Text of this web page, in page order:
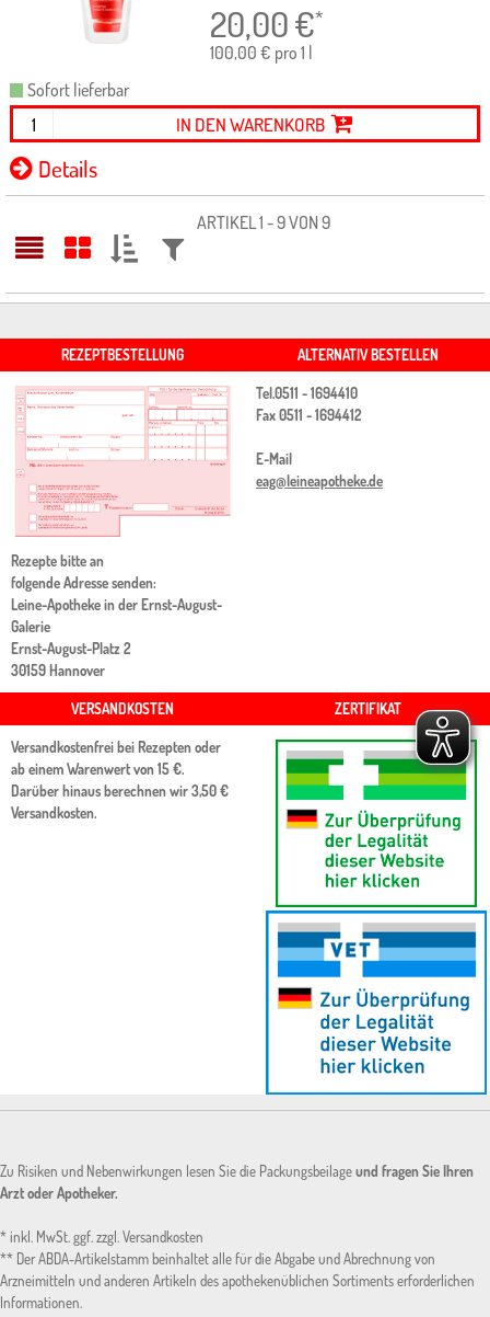
20,00€*
100,00 € pro 1 l
Sofort lieferbar
IN DEN WARENKORB
Details
SORTIEREN
NACH:
FILTERN
NACH:
ARTIKEL 1 - 9 VON 9
REZEPTBESTELLUNG
Rezepte bitte an
folgende Adresse senden:
Leine-Apotheke in der Ernst-August-
Galerie
Ernst-August-Platz 2
30159 Hannover
ALTERNATIV BESTELLEN
Tel.0511 - 1694410
Fax0511 -1694412
E-Mail
eag@leineapotheke.de
VERSANDKOSTEN
Versandkostenfrei bei Rezepten oder
ab einem Warenwert von 15 €.
Darüber hinaus berechnen wir 3,50 €
Versandkosten.
ZERTIFIKAT
Zu Risiken und Nebenwirkungen lesen Sie die Packungsbeilageund fragen Sie Ihren
Arzt oder Apotheker.
* inkl. MwSt. ggf. zzgl. Versandkosten
** Der ABDA-Artikelstamm beinhaltet alle für die Abgabe und Abrechnung von
Arzneimitteln und anderen Artikeln des apothekenüblichen Sortiments erforderlichen
Informationen.